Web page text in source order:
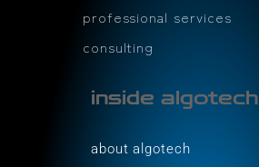
professional services
consulting
inside algotech
about algotech